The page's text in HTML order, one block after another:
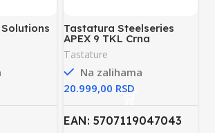
Tastatura Steelseries
APEX 9 TKL Crna
Tastature
Na zalihama
RSD
EAN: 5707119047043